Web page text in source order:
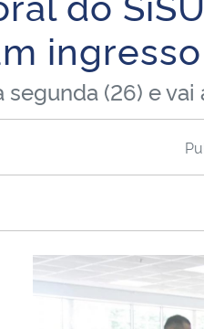
de Segurança
Institucional
segunda (26) e